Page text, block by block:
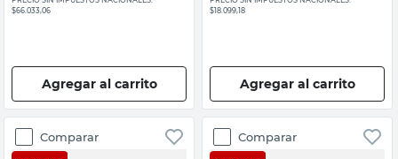
$66.033,06
Agregar al carrito
$18.099,18
Agregar al carrito
Comparar Comparar